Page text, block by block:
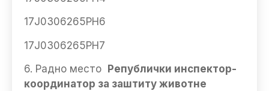
17Ј0306265РН6
17Ј0306265РН7
6. Радно место
Републички инспектор-
координатор за заштиту животне